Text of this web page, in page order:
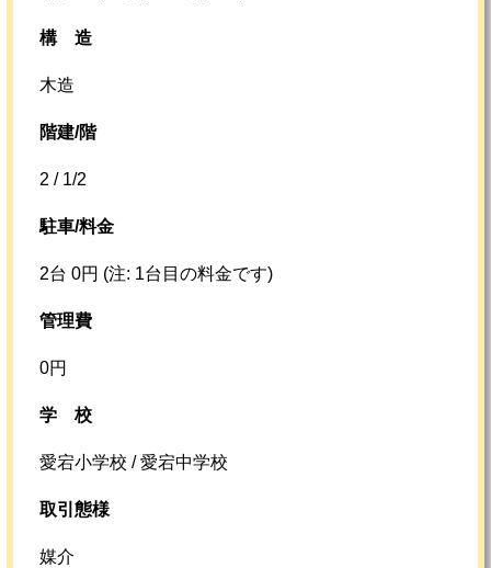
構 造
木造
階建/階
2 / 1/2
駐車/料金
2台 0円 (注: 1台目の料金です)
管理費
0円
学校
愛宕小学校 / 愛宕中学校
取引態様
媒介